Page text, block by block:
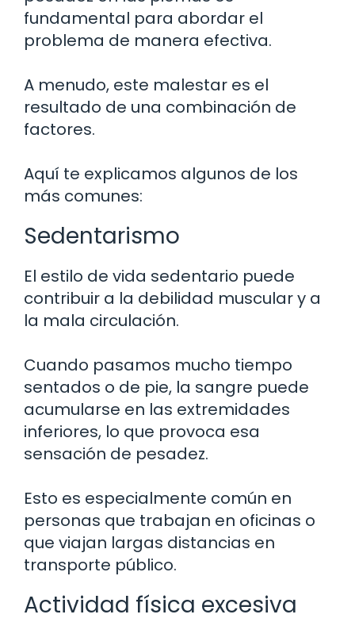
fundamental para abordar el
problema de manera efectiva.
A menudo, este malestar es el
resultado de una combinación de
factores.
Aquí te explicamos algunos de los
más comunes:
Sedentarismo
El estilo de vida sedentario puede
contribuir a la debilidad muscular y a
la mala circulación.
Cuando pasamos mucho tiempo
sentados o de pie, la sangre puede
acumularse en las extremidades
inferiores, lo que provoca esa
sensación de pesadez.
Esto es especialmente común en
personas que trabajan en oficinas o
que viajan largas distancias en
transporte público.
Actividad física excesiva